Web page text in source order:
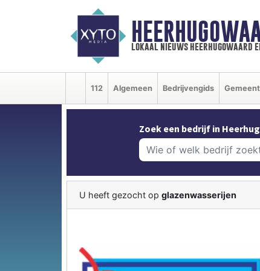
lokaal nieuws heerhugowaard
112 Algemeen Bedrijvengids
Zoek een bedrijf in
U heeft gezocht op glazenwasserijen